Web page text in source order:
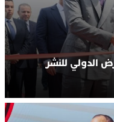
الدولي للنشر